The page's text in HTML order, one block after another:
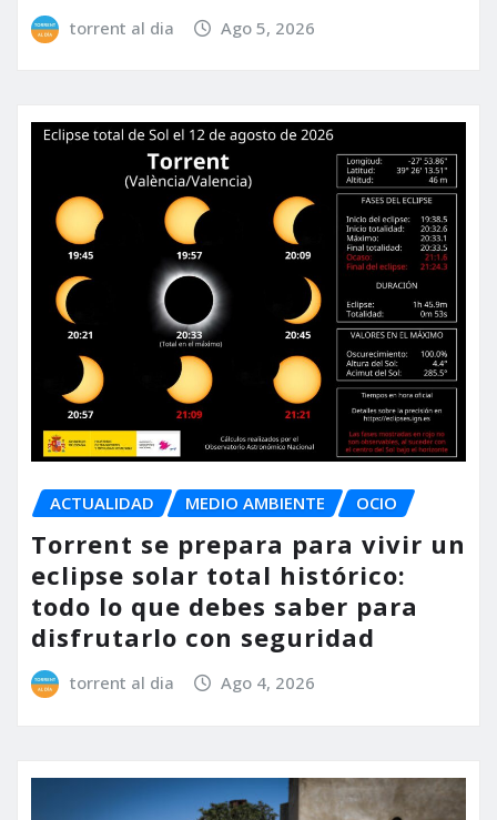
torrent al dia Ago 5, 2026
ACTUALIDAD MEDIO AMBIENTE OCIO
Torrent se prepara para vivir un
eclipse solar total histórico:
todo lo que debes saber para
disfrutarlo con seguridad
torrent al dia Ago 4, 2026